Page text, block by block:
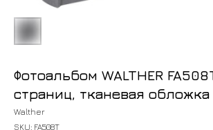
Фотоальбом WALTHER
страниц, тканевая обложка
Walther
SKU: FA508T